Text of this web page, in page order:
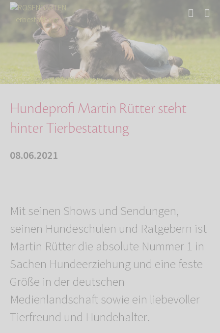
Über uns
Aktuelles
Hundeprofi Martin Rütter steht hinter Tierbes…
Hundeprofi Martin Rütter steht
hinter Tierbestattung
08.06.2021
Mit seinen Shows und Sendungen,
seinen Hundeschulen und Ratgebern ist
Martin Rütter die absolute Nummer 1 in
Sachen Hundeerziehung und eine feste
Größe in der deutschen
Medienlandschaft sowie ein liebevoller
Tierfreund und Hundehalter.